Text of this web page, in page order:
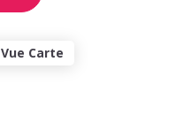
Vue Carte